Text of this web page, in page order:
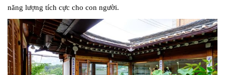
năng lượng tích cực cho con người.